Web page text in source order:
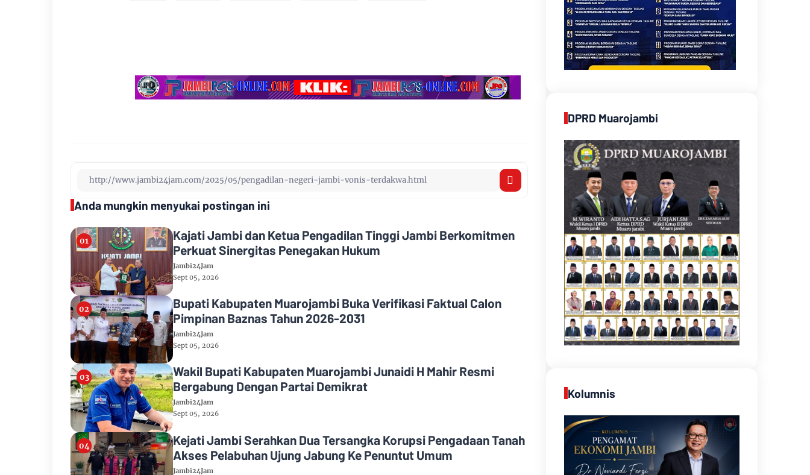
Anda mungkin menyukai postingan ini
Kajati Jambi dan Ketua Pengadilan Tinggi Jambi Berkomitmen
Perkuat Sinergitas Penegakan Hukum
Jambi24Jam
Sept 05, 2026
Bupati Kabupaten Muarojambi Buka Verifikasi Faktual Calon
Pimpinan Baznas Tahun 2026-2031
Jambi24Jam
Sept 05, 2026
Wakil Bupati Kabupaten Muarojambi Junaidi H Mahir Resmi
Bergabung Dengan Partai Demikrat
Jambi24Jam
Sept 05, 2026
Kejati Jambi Serahkan Dua Tersangka Korupsi Pengadaan Tanah
Akses Pelabuhan Ujung Jabung Ke Penuntut Umum
Jambi24Jam
DPRD Muarojambi
Kolumnis